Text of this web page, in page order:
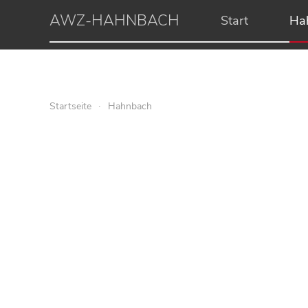
AWZ-HAHNBACH Start
Startseite Hahnbach